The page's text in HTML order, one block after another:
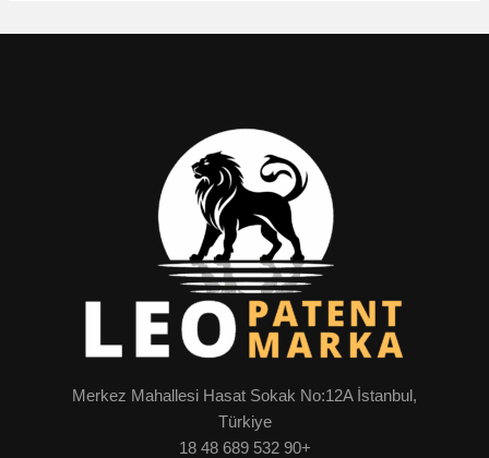
Merkez Mahallesi Hasat Sokak No:12A İstanbul,
Türkiye
+90 532 689 48 18